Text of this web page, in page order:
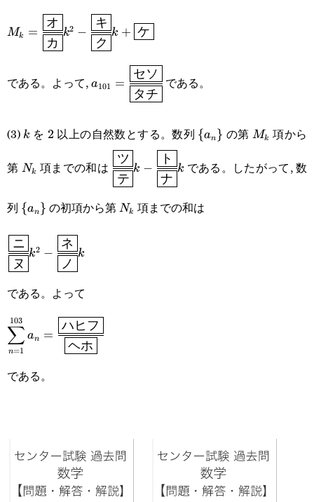
M_k=\cfrac{\boxed{\text{オ}}}
{\boxed{\text{カ}}}k^2-
\cfrac{\boxed{\text{キ}}}
{\boxed{\text{ク}}}k+\boxed{\text{ケ}}
Mk =
カ
オ
k2 −
ク
キ
k + ケ
である。よって,
a_{101}=\cfrac{\boxed{\text{セ
ソ}}}{\boxed{\text{タチ}}}
a101 =
タチ
セソ
である。
(3) k
k を 2 以上の自然数とする。数列 \
{an} の第 M_k
Mk 項から
第 N_k
Nk 項までの和は
\cfrac{\boxed{\text{ツ}}}
{\boxed{\text{テ}}}k-
\cfrac{\boxed{\text{ト}}}
テ
ツ
k −
ナ
ト
k である。したがって, 数
列 \
{an} の初項から第 N_k
Nk 項までの和は
\cfrac{\boxed{\text{ニ}}}
{\boxed{\text{ヌ}}}k^2-
\cfrac{\boxed{\text{ネ}}}
{\boxed{\text{ノ}}}k
ヌ
ニ
k2 −
ノ
ネ
k
である。よって
\displaystyle
\sum_{n=1}^{103}a_n=\cfrac{\boxed{\text{ハ
ヒフ}}}{\boxed{\text{ヘホ}}}
n=1
∑
103
an =
ヘホ
ハヒフ
である。